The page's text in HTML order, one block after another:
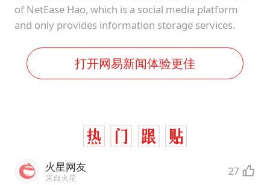
of NetEase Hao, which is a social media platform
and only provides information storage services.
打开网易新闻体验更佳
火星网友
来自火星 27